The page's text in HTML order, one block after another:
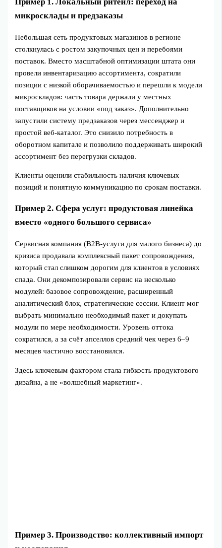
микросклады и предзаказы
Небольшая сеть продуктовых магазинов в регионе
столкнулась с ростом закупочных цен и перебоями
поставок. Вместо масштабной оптимизации штата они
провели инвентаризацию ассортимента, сократили
позиции с низкой оборачиваемостью и перешли к модели
микроскладов: часть товара держали у местных
поставщиков на условии «под заказ». Дополнительно
запустили систему предзаказов через мессенджер и
простой веб‑каталог. Это снизило потребность в
оборотном капитале и позволило поддерживать широкий
ассортимент без перегрузки складов.
Клиенты оценили стабильность наличия ключевых
позиций и понятную коммуникацию по срокам поставки.
Пример 2. Сфера услуг: продуктовая линейка
вместо «одного большого сервиса»
Сервисная компания (B2B‑услуги для малого бизнеса) до
кризиса продавала комплексный пакет сопровождения,
который стал слишком дорогим для клиентов в условиях
спада. Они декомпозировали сервис на несколько
модулей: базовое сопровождение, расширенный
аналитический блок, стратегические сессии. Клиент мог
выбрать минимально необходимый пакет и докупать
модули по мере необходимости. Уровень оттока
сократился, а за счёт апселлов средний чек через 6–9
месяцев частично восстановился.
Здесь ключевым фактором стала гибкость продуктового
дизайна, а не «волшебный маркетинг».
Пример 3. Производство: коллективный импорт